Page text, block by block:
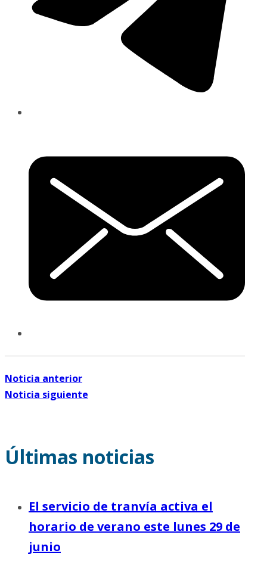
Noticia anterior
Noticia siguiente
Últimas noticias
El servicio de tranvía activa el
horario de verano este lunes 29 de
junio